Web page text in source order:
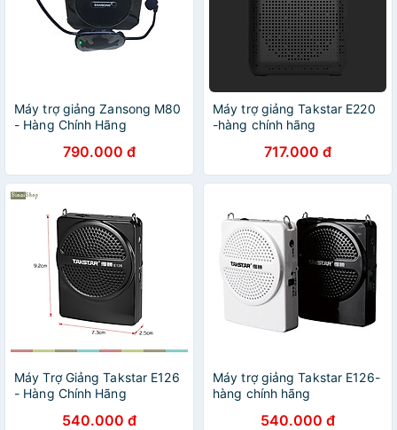
Máy trợ giảng Zansong M80
- Hàng Chính Hãng
790.000 đ
Máy trợ giảng Takstar E220
-hàng chính hãng
717.000 đ
Máy Trợ Giảng Takstar E126
- Hàng Chính Hãng
540.000 đ
Máy trợ giảng Takstar E126-
hàng chính hãng
540.000 đ